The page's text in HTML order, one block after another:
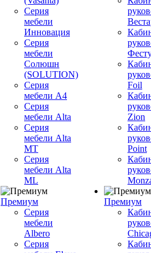
Серия
мебели
Инновация
Серия
мебели
Солюшн
(SOLUTION)
Серия
мебели A4
Серия
мебели Alta
Серия
мебели Alta
MT
Серия
мебели Alta
ML
Премиум
Серия
мебели
Albero
Серия
Foil
Zion
Point
Премиум